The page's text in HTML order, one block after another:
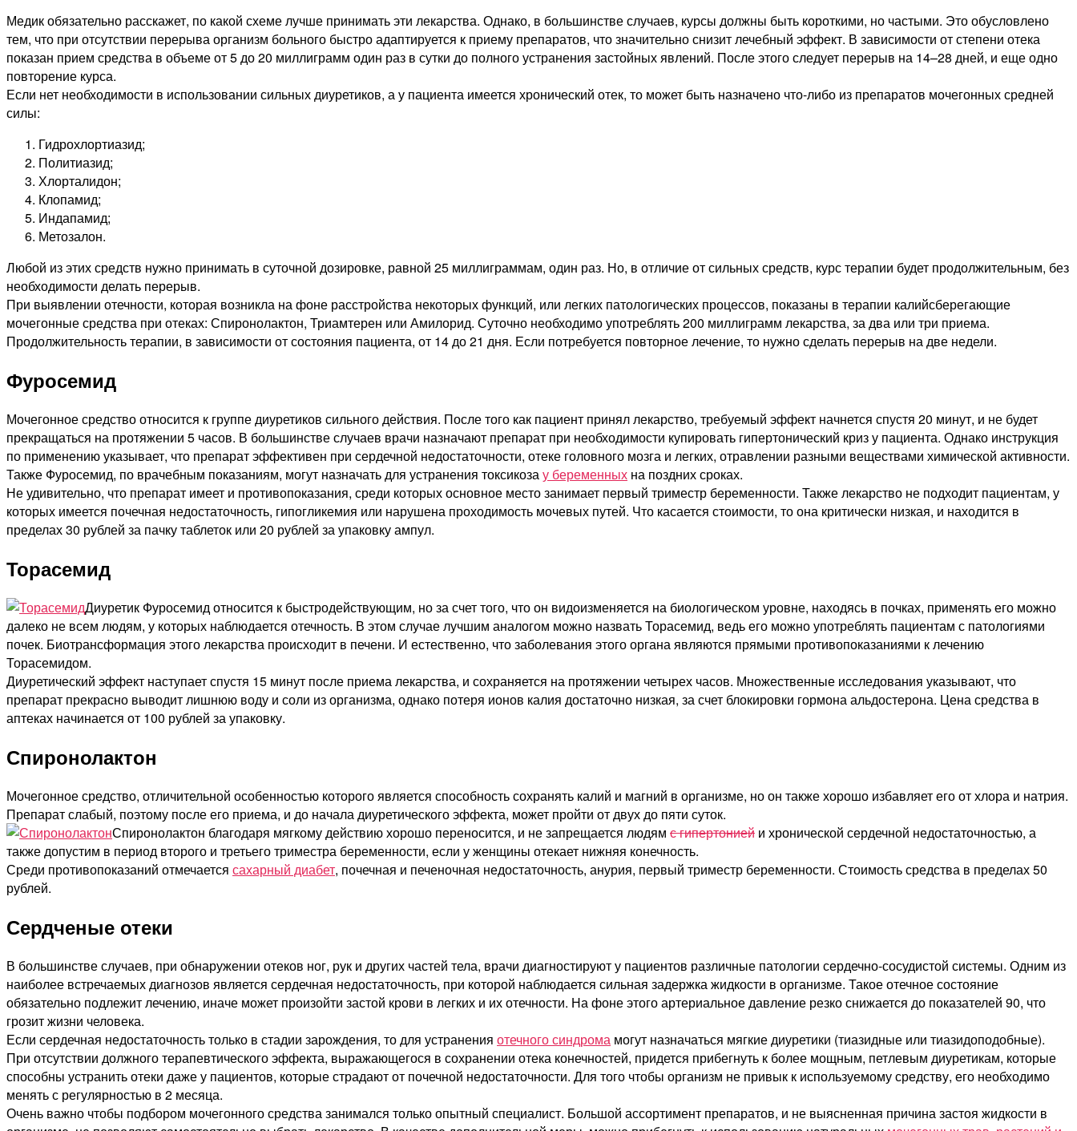
Медик обязательно расскажет, по какой схеме лучше принимать эти лекарства. Однако, в большинстве случаев, курсы должны быть короткими, но частыми. Это обусловлено
тем, что при отсутствии перерыва организм больного быстро адаптируется к приему препаратов, что значительно снизит лечебный эффект. В зависимости от степени отека
показан прием средства в объеме от 5 до 20 миллиграмм один раз в сутки до полного устранения застойных явлений. После этого следует перерыв на 14–28 дней, и еще одно
повторение курса.
Если нет необходимости в использовании сильных диуретиков, а у пациента имеется хронический отек, то может быть назначено что-либо из препаратов мочегонных средней
силы:
Гидрохлортиазид;
Политиазид;
Хлорталидон;
Клопамид;
Индапамид;
Метозалон.
Любой из этих средств нужно принимать в суточной дозировке, равной 25 миллиграммам, один раз. Но, в отличие от сильных средств, курс терапии будет продолжительным, без
необходимости делать перерыв.
При выявлении отечности, которая возникла на фоне расстройства некоторых функций, или легких патологических процессов, показаны в терапии калийсберегающие
мочегонные средства при отеках: Спиронолактон, Триамтерен или Амилорид. Суточно необходимо употреблять 200 миллиграмм лекарства, за два или три приема.
Продолжительность терапии, в зависимости от состояния пациента, от 14 до 21 дня. Если потребуется повторное лечение, то нужно сделать перерыв на две недели.
Фуросемид
Мочегонное средство относится к группе диуретиков сильного действия. После того как пациент принял лекарство, требуемый эффект начнется спустя 20 минут, и не будет
прекращаться на протяжении 5 часов. В большинстве случаев врачи назначают препарат при необходимости купировать гипертонический криз у пациента. Однако инструкция
по применению указывает, что препарат эффективен при сердечной недостаточности, отеке головного мозга и легких, отравлении разными веществами химической активности.
Также Фуросемид, по врачебным показаниям, могут назначать для устранения токсикозау беременных на поздних сроках.
Не удивительно, что препарат имеет и противопоказания, среди которых основное место занимает первый триместр беременности. Также лекарство не подходит пациентам, у
которых имеется почечная недостаточность, гипогликемия или нарушена проходимость мочевых путей. Что касается стоимости, то она критически низкая, и находится в
пределах 30 рублей за пачку таблеток или 20 рублей за упаковку ампул.
Торасемид
Диуретик Фуросемид относится к быстродействующим, но за счет того, что он видоизменяется на биологическом уровне, находясь в почках, применять его можно
далеко не всем людям, у которых наблюдается отечность. В этом случае лучшим аналогом можно назвать Торасемид, ведь его можно употреблять пациентам с патологиями
почек. Биотрансформация этого лекарства происходит в печени. И естественно, что заболевания этого органа являются прямыми противопоказаниями к лечению
Торасемидом.
Диуретический эффект наступает спустя 15 минут после приема лекарства, и сохраняется на протяжении четырех часов. Множественные исследования указывают, что
препарат прекрасно выводит лишнюю воду и соли из организма, однако потеря ионов калия достаточно низкая, за счет блокировки гормона альдостерона. Цена средства в
аптеках начинается от 100 рублей за упаковку.
Спиронолактон
Мочегонное средство, отличительной особенностью которого является способность сохранять калий и магний в организме, но он также хорошо избавляет его от хлора и натрия.
Препарат слабый, поэтому после его приема, и до начала диуретического эффекта, может пройти от двух до пяти суток.
Спиронолактон благодаря мягкому действию хорошо переносится, и не запрещается людям с гипертонией и хронической сердечной недостаточностью, а
также допустим в период второго и третьего триместра беременности, если у женщины отекает нижняя конечность.
Среди противопоказаний отмечается сахарный диабет, почечная и печеночная недостаточность, анурия, первый триместр беременности. Стоимость средства в пределах 50
рублей.
Сердченые отеки
В большинстве случаев, при обнаружении отеков ног, рук и других частей тела, врачи диагностируют у пациентов различные патологии сердечно-сосудистой системы. Одним из
наиболее встречаемых диагнозов является сердечная недостаточность, при которой наблюдается сильная задержка жидкости в организме. Такое отечное состояние
обязательно подлежит лечению, иначе может произойти застой крови в легких и их отечности. На фоне этого артериальное давление резко снижается до показателей 90, что
грозит жизни человека.
Если сердечная недостаточность только в стадии зарождения, то для устранения отечного синдрома могут назначаться мягкие диуретики (тиазидные или тиазидоподобные).
При отсутствии должного терапевтического эффекта, выражающегося в сохранении отека конечностей, придется прибегнуть к более мощным, петлевым диуретикам, которые
способны устранить отеки даже у пациентов, которые страдают от почечной недостаточности. Для того чтобы организм не привык к используемому средству, его необходимо
менять с регулярностью в 2 месяца.
Очень важно чтобы подбором мочегонного средства занимался только опытный специалист. Большой ассортимент препаратов, и не выясненная причина застоя жидкости в